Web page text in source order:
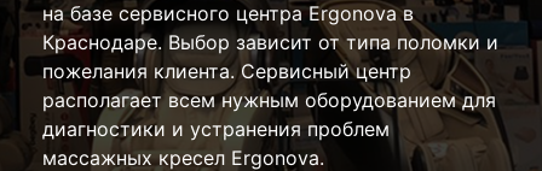
на базе сервисного центра Ergonova в
Краснодаре. Выбор зависит от типа поломки и
пожелания клиента. Сервисный центр
располагает всем нужным оборудованием для
диагностики и устранения проблем
массажных кресел Ergonova.